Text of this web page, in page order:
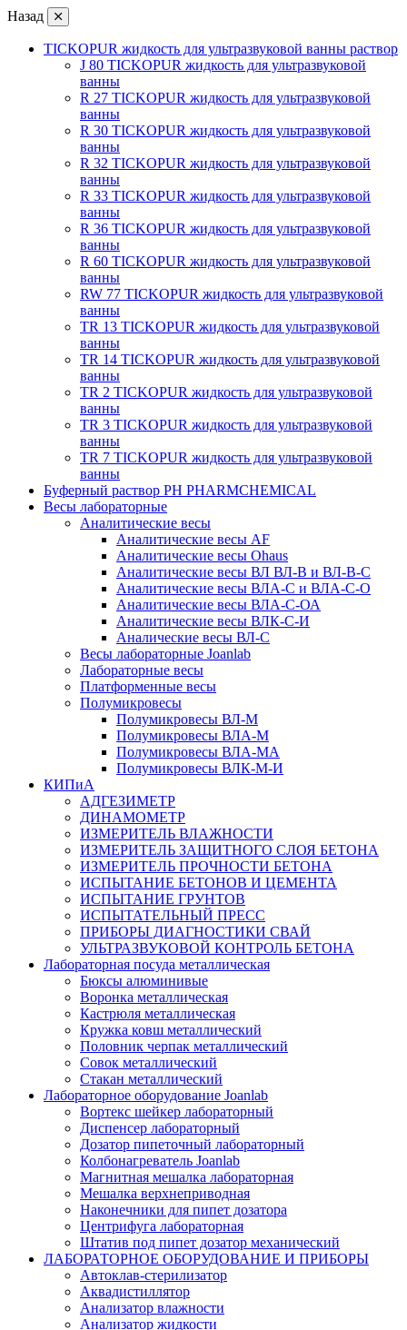
Назад
TICKOPUR жидкость для ультразвуковой ванны раствор
J 80 TICKOPUR жидкость для ультразвуковой
ванны
R 27 TICKOPUR жидкость для ультразвуковой
ванны
R 30 TICKOPUR жидкость для ультразвуковой
ванны
R 32 TICKOPUR жидкость для ультразвуковой
ванны
R 33 TICKOPUR жидкость для ультразвуковой
ванны
R 36 TICKOPUR жидкость для ультразвуковой
ванны
R 60 TICKOPUR жидкость для ультразвуковой
ванны
RW 77 TICKOPUR жидкость для ультразвуковой
ванны
TR 13 TICKOPUR жидкость для ультразвуковой
ванны
TR 14 TICKOPUR жидкость для ультразвуковой
ванны
TR 2 TICKOPUR жидкость для ультразвуковой
ванны
TR 3 TICKOPUR жидкость для ультразвуковой
ванны
TR 7 TICKOPUR жидкость для ультразвуковой
ванны
Буферный раствор PH PHARMCHEMICAL
Весы лабораторные
Аналитические весы
Аналитические весы AF
Аналитические весы Ohaus
Аналитические весы ВЛ ВЛ-В и ВЛ-В-С
Аналитические весы ВЛА-С и ВЛА-С-О
Аналитические весы ВЛА-С-ОА
Аналитические весы ВЛК-С-И
Аналические весы ВЛ-С
Весы лабораторные Joanlab
Лабораторные весы
Платформенные весы
Полумикровесы
Полумикровесы ВЛ-М
Полумикровесы ВЛА-М
Полумикровесы ВЛА-МА
Полумикровесы ВЛК-М-И
КИПиА
АДГЕЗИМЕТР
ДИНАМОМЕТР
ИЗМЕРИТЕЛЬ ВЛАЖНОСТИ
ИЗМЕРИТЕЛЬ ЗАЩИТНОГО СЛОЯ БЕТОНА
ИЗМЕРИТЕЛЬ ПРОЧНОСТИ БЕТОНА
ИСПЫТАНИЕ БЕТОНОВ И ЦЕМЕНТА
ИСПЫТАНИЕ ГРУНТОВ
ИСПЫТАТЕЛЬНЫЙ ПРЕСС
ПРИБОРЫ ДИАГНОСТИКИ СВАЙ
УЛЬТРАЗВУКОВОЙ КОНТРОЛЬ БЕТОНА
Лабораторная посуда металлическая
Бюксы алюминивые
Воронка металлическая
Кастрюля металлическая
Кружка ковш металлический
Половник черпак металлический
Совок металлический
Стакан металлический
Лабораторное оборудование Joanlab
Вортекс шейкер лабораторный
Диспенсер лабораторный
Дозатор пипеточный лабораторный
Колбонагреватель Joanlab
Магнитная мешалка лабораторная
Мешалка верхнеприводная
Наконечники для пипет дозатора
Центрифуга лабораторная
Штатив под пипет дозатор механический
ЛАБОРАТОРНОЕ ОБОРУДОВАНИЕ И ПРИБОРЫ
Автоклав-стерилизатор
Аквадистиллятор
Анализатор влажности
Анализатор жидкости